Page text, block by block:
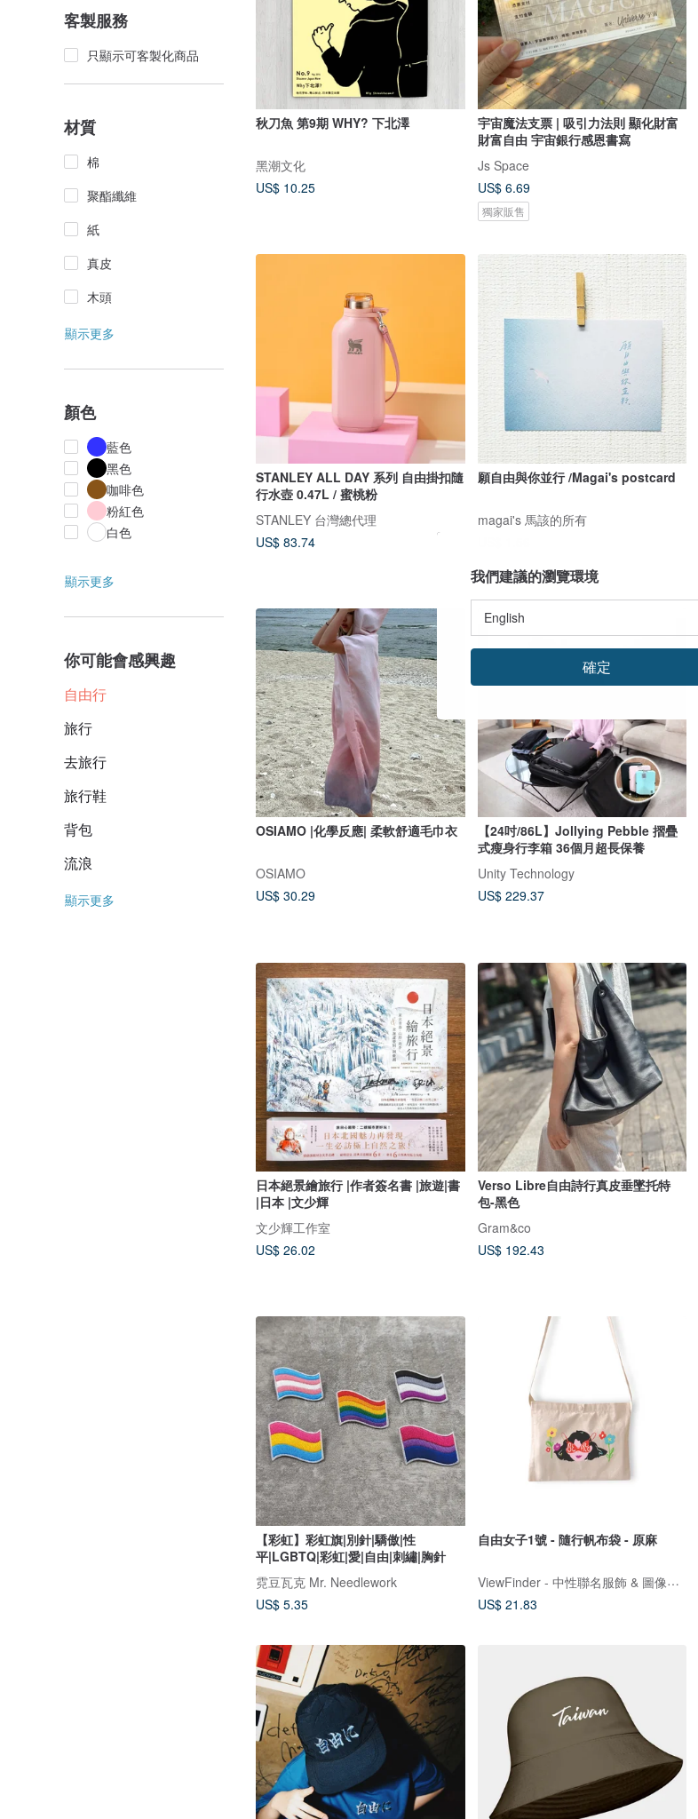
客製服務
只顯示可客製化商品
材質
棉
聚酯纖維
紙
真皮
木頭
顯示更多
顏色
藍色
黑色
咖啡色
粉紅色
白色
顯示更多
你可能會感興趣
自由行
旅行
去旅行
旅行鞋
背包
流浪
顯示更多
秋刀魚 第9期 WHY? 下北澤
黑潮文化
US$ 10.25
宇宙魔法支票 | 吸引力法則 顯化財富
財富自由 宇宙銀行感恩書寫
Js Space
US$ 6.69
獨家販售
STANLEY ALL DAY 系列 自由掛扣隨
行水壺 0.47L / 蜜桃粉
STANLEY 台灣總代理
US$ 83.74
願自由與你並行 /Magai's postcard
magai's 馬該的所有
OSIAMO |化學反應| 柔軟舒適毛巾衣
OSIAMO
US$ 30.29
【24吋/86L】Jollying Pebble 摺疊
式瘦身行李箱 36個月超長保養
Unity Technology
US$ 229.37
日本絕景繪旅行 |作者簽名書 |旅遊|書
|日本 |文少輝
文少輝工作室
US$ 26.02
Verso Libre自由詩行真皮垂墜托特
包-黑色
Gram&co
US$ 192.43
【彩虹】彩虹旗|別針|驕傲|性
平|LGBTQ|彩虹|愛|自由|刺繡|胸針
霓豆瓦克 Mr. Needlework
US$ 5.35
自由女子1號 - 隨行帆布袋 - 原麻
ViewFinder - 中性聯名服飾 & 圖像授權周邊
US$ 21.83
我們建議的瀏覽環境
確定